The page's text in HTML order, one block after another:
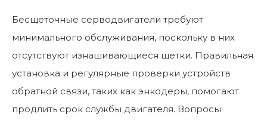
Бесщеточные серводвигатели требуют
минимального обслуживания, поскольку в них
отсутствуют изнашивающиеся щетки. Правильная
установка и регулярные проверки устройств
обратной связи, таких как энкодеры, помогают
продлить срок службы двигателя. Вопросы